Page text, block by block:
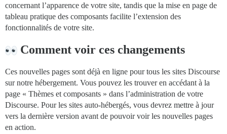
concernant l’apparence de votre site, tandis que la mise en page de
tableau pratique des composants facilite l’extension des
fonctionnalités de votre site.
Comment voir ces changements
Ces nouvelles pages sont déjà en ligne pour tous les sites Discourse
sur notre hébergement. Vous pouvez les trouver en accédant à la
page « Thèmes et composants » dans l’administration de votre
Discourse. Pour les sites auto-hébergés, vous devrez mettre à jour
vers la dernière version avant de pouvoir voir les nouvelles pages
en action.